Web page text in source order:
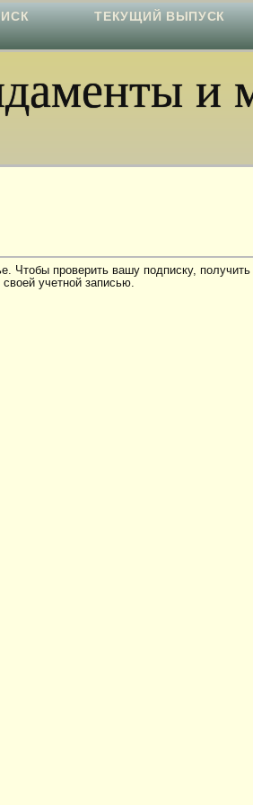
и
ТЕКУЩИЙ ВЫПУСК
Чтобы проверить вашу подписку, получить
учетной записью.